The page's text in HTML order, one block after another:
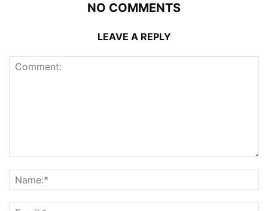
NO COMMENTS
LEAVE A REPLY